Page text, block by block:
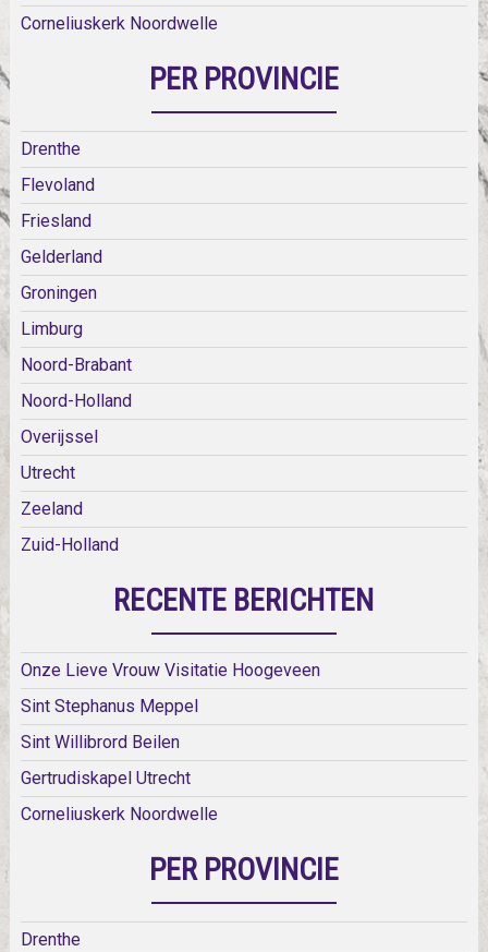
Corneliuskerk Noordwelle
PER PROVINCIE
Drenthe
Flevoland
Friesland
Gelderland
Groningen
Limburg
Noord-Brabant
Noord-Holland
Overijssel
Utrecht
Zeeland
Zuid-Holland
RECENTE BERICHTEN
Onze Lieve Vrouw Visitatie Hoogeveen
Sint Stephanus Meppel
Sint Willibrord Beilen
Gertrudiskapel Utrecht
Corneliuskerk Noordwelle
PER PROVINCIE
Drenthe